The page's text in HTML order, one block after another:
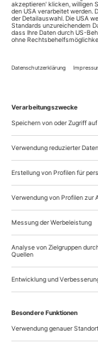
nach
haben Maja
Wiebke
mittlerweile
Der lange
Für und wider
als «Next
Sebastian
Öziris gegen
Stückabdruck liegt
Die Tür im
auf die
erfand sich
israelisch-
Ronen als